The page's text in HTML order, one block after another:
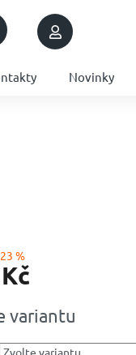
Novinky
%
variantu